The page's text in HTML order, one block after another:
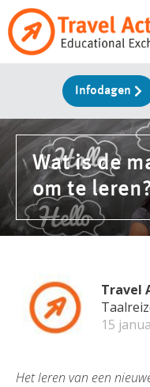
Ga
naar
Infodagen
Wat is de
om te
Travel
15
Het leren van een